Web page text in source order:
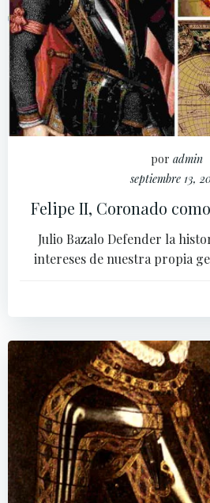
por admin
septiembre 13,
Felipe II, Coronado
Julio Bazalo Defender la
intereses de nuestra propia